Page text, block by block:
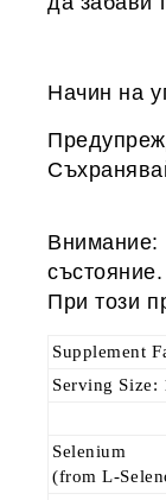
Начин на
Внимание:
състояние.
При този
Supplement
Serving Size:
Selenium
(from L-